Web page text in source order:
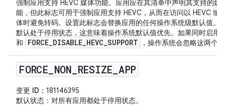
强制应用支持 HEVC 媒体功能。应用应在其清单中声明其支持的媒
能，但此标志可用于强制应用支持 HEVC，从而在访问以 HEVC 编
体时避免转码。设置此标志会替换应用的任何操作系统级默认值。
默认处于停用状态，这意味着操作系统默认值优先。如果同时启用
和
FORCE_DISABLE_HEVC_SUPPORT ，操作系统会忽略这两个
FORCE NON RESIZE APP
变更 ID ：181146395
默认状态 ：对所有应用都处于停用状态。